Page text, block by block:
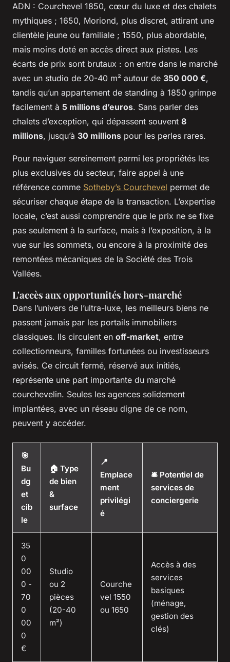
ADN : Courchevel 1850, cœur du luxe et des chalets
mythiques ; 1650, Moriond, plus discret, attirant une
clientèle jeune ou familiale ; 1550, plus abordable,
mais moins doté en accès direct aux pistes. Les
écarts de prix sont brutaux : on entre dans le marché
avec un studio de 20-40 m² autour de 350 000 €,
tandis qu’un appartement de standing à 1850 grimpe
facilement à 5 millions d’euros. Sans parler des
chalets d’exception, qui dépassent souvent 8
millions, jusqu’à 30 millions pour les perles rares.
Pour naviguer sereinement parmi les propriétés les
plus exclusives du secteur, faire appel à une
référence comme Sotheby’s Courchevel permet de
sécuriser chaque étape de la transaction. L’expertise
locale, c’est aussi comprendre que le prix ne se fixe
pas seulement à la surface, mais à l’exposition, à la
vue sur les sommets, ou encore à la proximité des
remontées mécaniques de la Société des Trois
Vallées.
L'accès aux opportunités hors-marché
Dans l’univers de l’ultra-luxe, les meilleurs biens ne
passent jamais par les portails immobiliers
classiques. Ils circulent en off-market, entre
collectionneurs, familles fortunées ou investisseurs
avisés. Ce circuit fermé, réservé aux initiés,
représente une part importante du marché
courchevelin. Seules les agences solidement
implantées, avec un réseau digne de ce nom,
peuvent y accéder.
🎯
Bu
dg
et
cib
le
🏠 Type
de bien
&
surface
📍
Emplace
ment
privilégi
é
🛎️ Potentiel de
services de
conciergerie
35
0
00
0 -
70
0
00
0
€
Studio
ou 2
pièces
(20-40
m²)
Courche
vel 1550
ou 1650
Accès à des
services
basiques
(ménage,
gestion des
clés)